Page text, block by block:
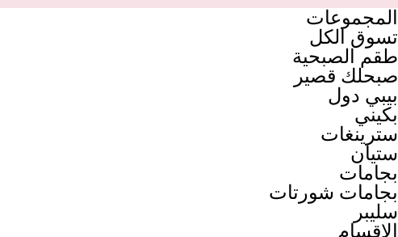
المجموعات
تسوق الكل
طقم الصبحية
صبحلك قصير
بيبي دول
بكيني
سترينغات
ستيان
بجامات
بجامات شورتات
سليبر
الاقسام